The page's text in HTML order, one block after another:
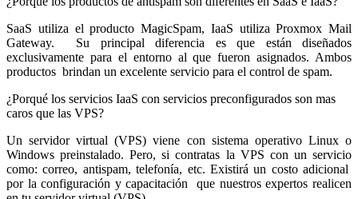
SaaS utiliza el producto MagicSpam, IaaS utiliza Proxmox Mail
Gateway. Su principal diferencia es que están diseñados
exclusivamente para el entorno al que fueron asignados. Ambos
productos brindan un excelente servicio para el control de spam.
¿Porqué los servicios IaaS con servicios preconfigurados son mas
caros que las VPS?
Un servidor virtual (VPS) viene con sistema operativo Linux o
Windows preinstalado. Pero, si contratas la VPS con un servicio
como: correo, antispam, telefonía, etc. Existirá un costo adicional
por la configuración y capacitación que nuestros expertos realicen